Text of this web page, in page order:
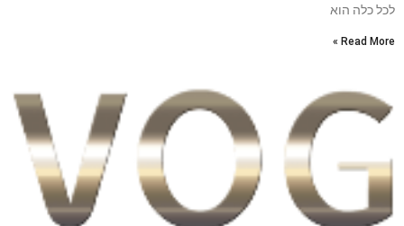
לכל כלה הוא
Read More »